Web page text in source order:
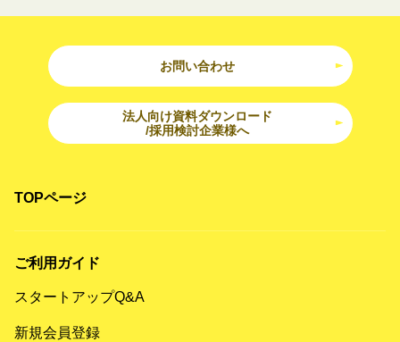
お問い合わせ
法人向け資料ダウンロード
/採用検討企業様へ
TOPページ
ご利用ガイド
スタートアップQ&A
新規会員登録